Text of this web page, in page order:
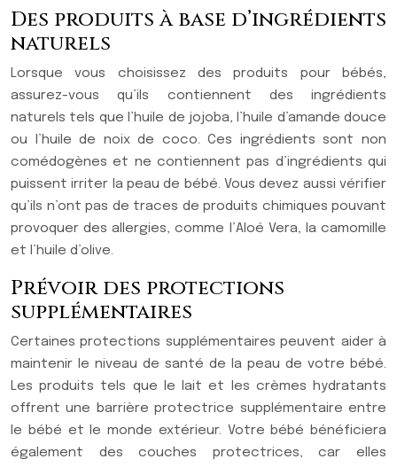
Des produits à base d’ingrédients
naturels
Lorsque vous choisissez des produits pour bébés,
assurez-vous qu’ils contiennent des ingrédients
naturels tels que l’huile de jojoba, l’huile d’amande douce
ou l’huile de noix de coco. Ces ingrédients sont non
comédogènes et ne contiennent pas d’ingrédients qui
puissent irriter la peau de bébé. Vous devez aussi vérifier
qu’ils n’ont pas de traces de produits chimiques pouvant
provoquer des allergies, comme l’Aloé Vera, la camomille
et l’huile d’olive.
Prévoir des protections
supplémentaires
Certaines protections supplémentaires peuvent aider à
maintenir le niveau de santé de la peau de votre bébé.
Les produits tels que le lait et les crèmes hydratants
offrent une barrière protectrice supplémentaire entre
le bébé et le monde extérieur. Votre bébé bénéficiera
également des couches protectrices, car elles